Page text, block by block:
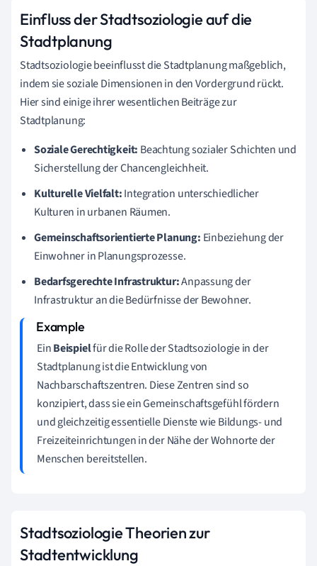
Einfluss der Stadtsoziologie auf die
Stadtplanung
Stadtsoziologie beeinflusst die Stadtplanung maßgeblich,
indem sie soziale Dimensionen in den Vordergrund rückt.
Hier sind einige ihrer wesentlichen Beiträge zur
Stadtplanung:
Soziale Gerechtigkeit: Beachtung sozialer Schichten und
Sicherstellung der Chancengleichheit.
Kulturelle Vielfalt:Integration unterschiedlicher
Kulturen in urbanen Räumen.
Gemeinschaftsorientierte Planung: Einbeziehung der
Einwohner in Planungsprozesse.
Bedarfsgerechte Infrastruktur:Anpassung der
Infrastruktur an die Bedürfnisse der Bewohner.
EinBeispielfür die Rolle der Stadtsoziologie in der
Stadtplanung ist die Entwicklung von
Nachbarschaftszentren. Diese Zentren sind so
konzipiert, dass sie ein Gemeinschaftsgefühl fördern
und gleichzeitig essentielle Dienste wie Bildungs- und
Freizeiteinrichtungen in der Nähe der Wohnorte der
Menschen bereitstellen.
Stadtsoziologie Theorien zur
Stadtentwicklung